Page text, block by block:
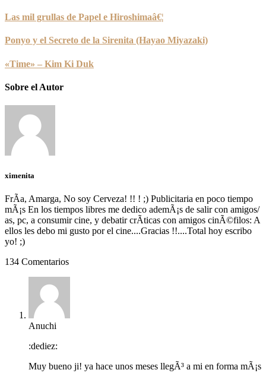
Las mil grullas de Papel e Hiroshimaâ€¦
Ponyo y el Secreto de la Sirenita (Hayao Miyazaki)
«Time» – Kim Ki Duk
Sobre el Autor
ximenita
FrÃ­a, Amarga, No soy Cerveza! !! ! ;) Publicitaria en poco tiempo
mÃ¡s En los tiempos libres me dedico ademÃ¡s de salir con amigos/
as, pc, a consumir cine, y debatir crÃ­ticas con amigos cinÃ©filos: A
ellos les debo mi gusto por el cine....Gracias !!....Total hoy escribo
yo! ;)
134 Comentarios
Anuchi
:dediez:
Muy bueno ji! ya hace unos meses llegÃ³ a mi en forma mÃ¡s